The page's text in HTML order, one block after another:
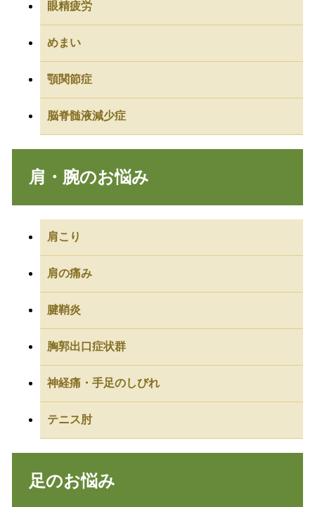
眼精疲労
めまい
顎関節症
脳脊髄液減少症
肩・腕のお悩み
肩こり
肩の痛み
腱鞘炎
胸郭出口症状群
神経痛・手足のしびれ
テニス肘
足のお悩み